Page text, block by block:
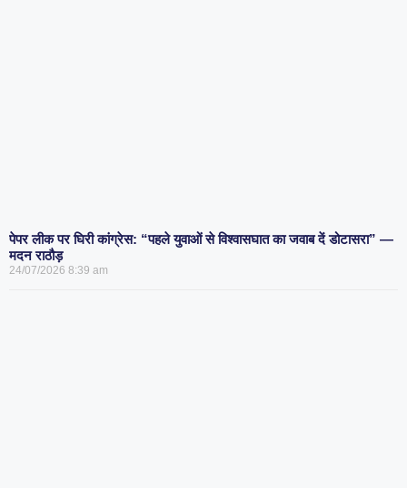
पेपर लीक पर घिरी कांग्रेस: “पहले युवाओं से विश्वासघात का जवाब दें डोटासरा” —
मदन राठौड़
24/07/2026 8:39 am